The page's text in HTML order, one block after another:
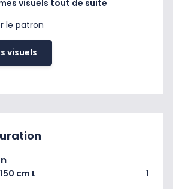
visuels tout de suite
le patron
visuels
cm L 1